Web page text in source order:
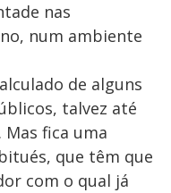
nas
num ambiente
de alguns
talvez até
fica uma
que têm que
com o qual já